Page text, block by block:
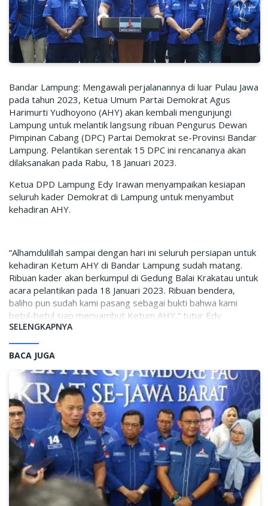
Bandar Lampung: Mengawali perjalanannya di luar Pulau Jawa
pada tahun 2023, Ketua Umum Partai Demokrat Agus
Harimurti Yudhoyono (AHY) akan kembali mengunjungi
Lampung untuk melantik langsung ribuan Pengurus Dewan
Pimpinan Cabang (DPC) Partai Demokrat se-Provinsi Bandar
Lampung. Pelantikan serentak 15 DPC ini rencananya akan
dilaksanakan pada Rabu, 18 Januari 2023.
Ketua DPD Lampung Edy Irawan menyampaikan kesiapan
seluruh kader Demokrat di Lampung untuk menyambut
kehadiran AHY.
“Alhamdulillah sampai dengan hari ini seluruh persiapan untuk
kehadiran Ketum AHY di Bandar Lampung sudah matang.
Ribuan kader akan berkumpul di Gedung Balai Krakatau untuk
acara pelantikan pada 18 Januari 2023. Ribuan bendera,
baliho pun sudah kami pasang sebagai bukti bahwa kami
betul-betul siap menyambut Ketum AHY,” tutur Edy
semangat.
Edy juga menyampaikan bagaimana bersemangatnya kader
menyambut kehadiran AHY. “Kedatangan Ketua Umum
memang sudah sangat ditunggu-tunggu oleh semua kader
Partai Demokrat di Provinsi Lampung. Bagi kami, Ketum AHY
merupakan suatu simbol perjuangan, yang sekaligus simbol
menuju kemenangan Partai Demokrat, menuju Perubahan
dan Perbaikan di Provinsi Lampung,” Edy menjelaskan.
Selain pelantikan serentak DPC, AHY juga diagendakan
menghadiri pengukuhan Srikandi Demokrat Provinsi Bandar
Lampung. AHY menurut rencana akan didampingi oleh istri,
Annisa Pohan Yudhoyono selaku Ketua Umum Srikandi
Demokrat Pusat.
SELENGKAPNYA
BACA JUGA